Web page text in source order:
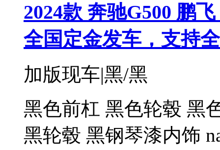
2024款 奔驰G500 鹏
全国定金发车，支持
加版现车|黑/黑
黑色前杠 黑色轮毂 黑
黑轮毂 黑钢琴漆内饰